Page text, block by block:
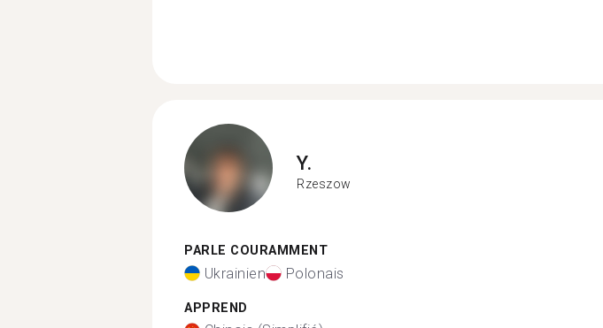
Y.
Rzeszow
PARLE COURAMMENT
Ukrainien Polonais
APPREND